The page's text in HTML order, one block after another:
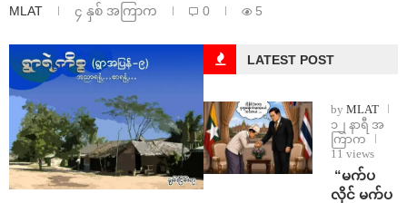
MLAT ၄ နှစ် အကြာက 0 5
LATEST POST
by MLAT
၁၂ နာရီ အ
ကြာက
11 views
⁨ ⁨“မက်ပ
လိုင် မက်ပ